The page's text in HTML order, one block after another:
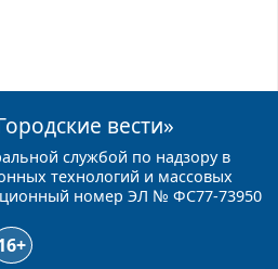
вести»
службой по надзору в
технологий и массовых
номер ЭЛ № ФС77-73950